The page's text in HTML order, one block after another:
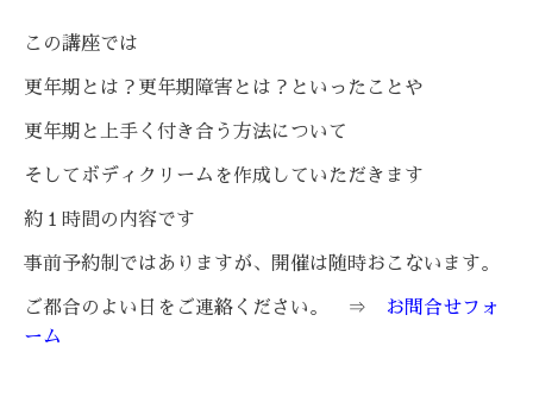
この講座では
更年期とは？ 更年期障害とは？といったことや
更年期と上手く付き合う方法について
そしてボディクリームを作成していただきます
約１時間の内容です
事前予約制ではありますが、開催は随時おこないます。
ご都合のよい日をご連絡ください。 ⇒
お問合せフォ
ーム